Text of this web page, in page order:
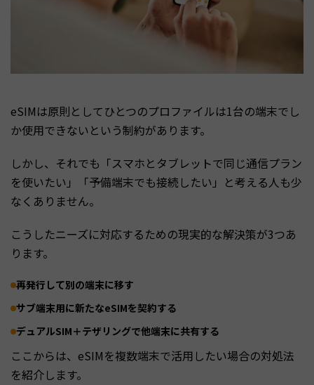
eSIMは原則としてひとつのプロファイルは1台の端末でし
か使用できないという制約があります。
しかし、それでも「スマホとタブレットで同じ通信プラン
を使いたい」「予備端末でも接続したい」と考える人も少
なくありません。
こうしたニーズに対応するための現実的な解決策が3つあ
ります。
再発行して別の端末に移す
サブ端末用に新たなeSIMを契約する
デュアルSIM＋テザリングで他端末に共有する
ここからは、eSIMを複数端末で活用したい場合の対処法
を紹介します。